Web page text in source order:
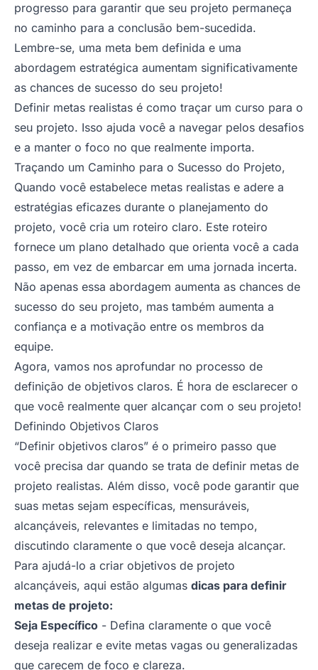
progresso para garantir que seu projeto permaneça
no caminho para a conclusão bem-sucedida.
Lembre-se, uma meta bem definida e uma
abordagem estratégica aumentam significativamente
as chances de sucesso do seu projeto!
Definir metas realistas é como traçar um curso para o
seu projeto. Isso ajuda você a navegar pelos desafios
e a manter o foco no que realmente importa.
Traçando um Caminho para o Sucesso do Projeto,
Quando você estabelece metas realistas e adere a
estratégias eficazes durante o planejamento do
projeto, você cria um roteiro claro. Este roteiro
fornece um plano detalhado que orienta você a cada
passo, em vez de embarcar em uma jornada incerta.
Não apenas essa abordagem aumenta as chances de
sucesso do seu projeto, mas também aumenta a
confiança e a motivação entre os membros da
equipe.
Agora, vamos nos aprofundar no processo de
definição de objetivos claros. É hora de esclarecer o
que você realmente quer alcançar com o seu projeto!
Definindo Objetivos Claros
“Definir objetivos claros” é o primeiro passo que
você precisa dar quando se trata de definir metas de
projeto realistas. Além disso, você pode garantir que
suas metas sejam específicas, mensuráveis,
alcançáveis, relevantes e limitadas no tempo,
discutindo claramente o que você deseja alcançar.
Para ajudá-lo a criar objetivos de projeto
alcançáveis, aqui estão algumas dicas para definir
metas de projeto:
Seja Específico - Defina claramente o que você
deseja realizar e evite metas vagas ou generalizadas
que carecem de foco e clareza.